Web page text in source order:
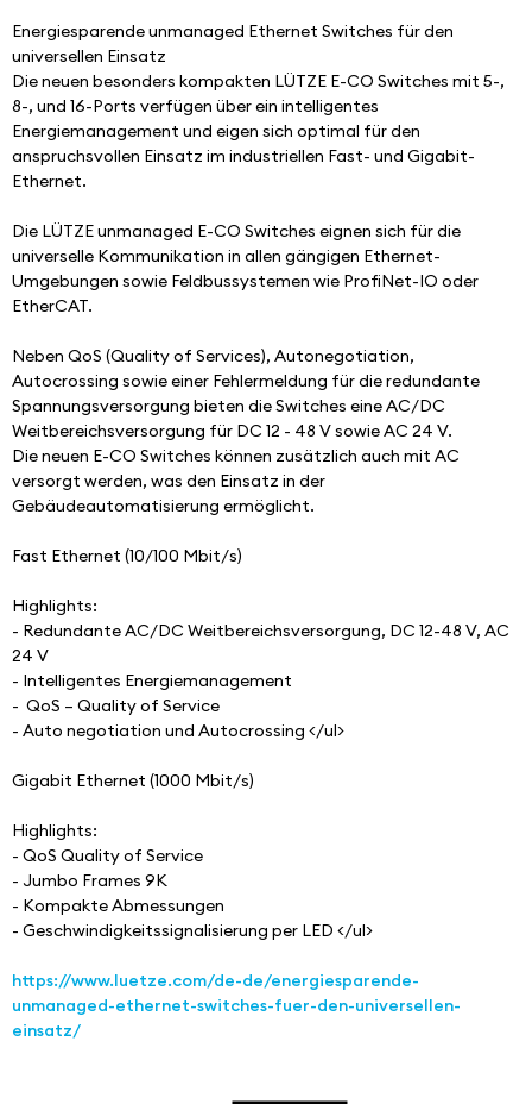
Energiesparende unmanaged Ethernet Switches für den
universellen Einsatz
Die neuen besonders kompakten LÜTZE E-CO Switches mit 5-,
8-, und 16-Ports verfügen über ein intelligentes
Energiemanagement und eigen sich optimal für den
anspruchsvollen Einsatz im industriellen Fast- und Gigabit-
Ethernet.
Die LÜTZE unmanaged E-CO Switches eignen sich für die
universelle Kommunikation in allen gängigen Ethernet-
Umgebungen sowie Feldbussystemen wie ProfiNet-IO oder
EtherCAT.
Neben QoS (Quality of Services), Autonegotiation,
Autocrossing sowie einer Fehlermeldung für die redundante
Spannungsversorgung bieten die Switches eine AC/DC
Weitbereichsversorgung für DC 12 - 48 V sowie AC 24 V.
Die neuen E-CO Switches können zusätzlich auch mit AC
versorgt werden, was den Einsatz in der
Gebäudeautomatisierung ermöglicht.
Fast Ethernet (10/100 Mbit/s)
Highlights:
- Redundante AC/DC Weitbereichsversorgung, DC 12-48 V, AC
24 V
- Intelligentes Energiemanagement
-  QoS – Quality of Service
- Auto negotiation und Autocrossing </ul>
Gigabit Ethernet (1000 Mbit/s)
Highlights:
- QoS Quality of Service
- Jumbo Frames 9K
- Kompakte Abmessungen
- Geschwindigkeitssignalisierung per LED </ul>
https://www.luetze.com/de-de/energiesparende-
unmanaged-ethernet-switches-fuer-den-universellen-
einsatz/